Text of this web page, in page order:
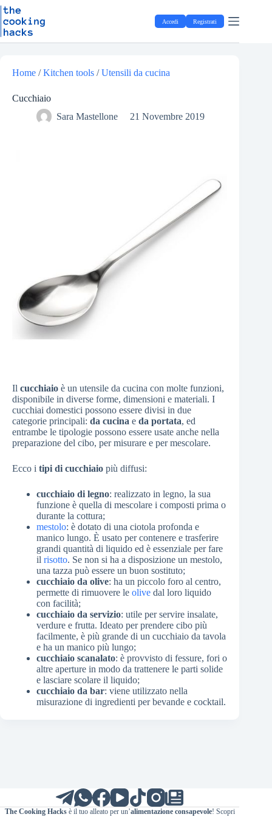
S
t
Salta
al
contenuto
Accedi Registrati
Home /Kitchen tools /Utensili da cucina
Cucchiaio
Sara Mastellone
21 Novembre 2019
Il cucchiaio è un utensile da cucina con molte funzioni,
disponibile in diverse forme, dimensioni e materiali. I
cucchiai domestici possono essere divisi in due
categorie principali: da cucina e da portata, ed
entrambe le tipologie possono essere usate anche nella
preparazione del cibo, per misurare e per mescolare.
Ecco i tipi di cucchiaio più diffusi:
cucchiaio di legno: realizzato in legno, la sua
funzione è quella di mescolare i composti prima o
durante la cottura;
mestolo: è dotato di una ciotola profonda e
manico lungo. È usato per contenere e trasferire
grandi quantità di liquido ed è essenziale per fare
il risotto. Se non si ha a disposizione un mestolo,
una tazza può essere un buon sostituto;
cucchiaio da olive: ha un piccolo foro al centro,
permette di rimuovere le olive dal loro liquido
con facilità;
cucchiaio da servizio: utile per servire insalate,
verdure e frutta. Ideato per prendere cibo più
facilmente, è più grande di un cucchiaio da tavola
e ha un manico più lungo;
cucchiaio scanalato: è provvisto di fessure, fori o
altre aperture in modo da trattenere le parti solide
e lasciare scolare il liquido;
cucchiaio da bar: viene utilizzato nella
misurazione di ingredienti per bevande e cocktail.
The Cooking Hacksè il tuo alleato per un’alimentazione consapevole! Scopri